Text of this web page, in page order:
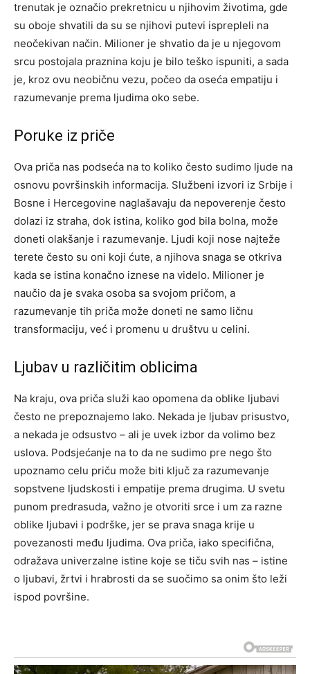
trenutak je označio prekretnicu u njihovim životima, gde
su oboje shvatili da su se njihovi putevi isprepleli na
neočekivan način. Milioner je shvatio da je u njegovom
srcu postojala praznina koju je bilo teško ispuniti, a sada
je, kroz ovu neobičnu vezu, počeo da oseća empatiju i
razumevanje prema ljudima oko sebe.
Poruke iz priče
Ova priča nas podseća na to koliko često sudimo ljude na
osnovu površinskih informacija. Službeni izvori iz Srbije i
Bosne i Hercegovine naglašavaju da nepoverenje često
dolazi iz straha, dok istina, koliko god bila bolna, može
doneti olakšanje i razumevanje. Ljudi koji nose najteže
terete često su oni koji ćute, a njihova snaga se otkriva
kada se istina konačno iznese na videlo. Milioner je
naučio da je svaka osoba sa svojom pričom, a
razumevanje tih priča može doneti ne samo ličnu
transformaciju, već i promenu u društvu u celini.
Ljubav u različitim oblicima
Na kraju, ova priča služi kao opomena da oblike ljubavi
često ne prepoznajemo lako. Nekada je ljubav prisustvo,
a nekada je odsustvo – ali je uvek izbor da volimo bez
uslova. Podsjećanje na to da ne sudimo pre nego što
upoznamo celu priču može biti ključ za razumevanje
sopstvene ljudskosti i empatije prema drugima. U svetu
punom predrasuda, važno je otvoriti srce i um za razne
oblike ljubavi i podrške, jer se prava snaga krije u
povezanosti među ljudima. Ova priča, iako specifična,
odražava univerzalne istine koje se tiču svih nas – istine
o ljubavi, žrtvi i hrabrosti da se suočimo sa onim što leži
ispod površine.